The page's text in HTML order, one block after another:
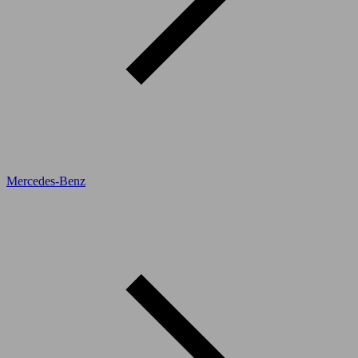
Mercedes-Benz